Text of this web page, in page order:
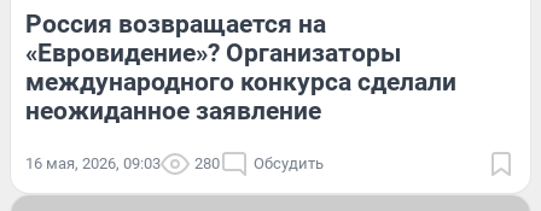
Россия возвращается на
«Евровидение»? Организаторы
международного конкурса сделали
неожиданное заявление
16 мая, 2026, 09:03 280 Обсудить